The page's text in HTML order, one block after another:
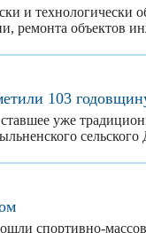
и технологически
ремонта
103
уже
спортивно-